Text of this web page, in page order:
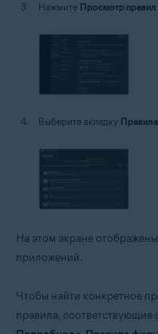
Нажмите Просмотр
Выберите вкладку
На этом экране
приложений.
Чтобы найти конкретное
правила,